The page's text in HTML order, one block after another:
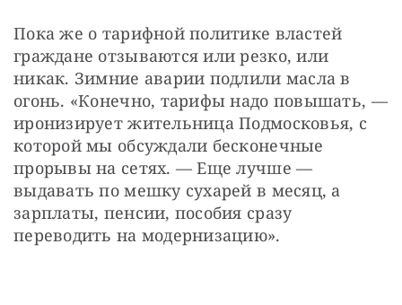
Пока же о тарифной политике властей
граждане отзываются или резко, или
никак. Зимние аварии подлили масла в
огонь. «Конечно, тарифы надо повышать, —
иронизирует жительница Подмосковья, с
которой мы обсуждали бесконечные
прорывы на сетях. — Еще лучше —
выдавать по мешку сухарей в месяц, а
зарплаты, пенсии, пособия сразу
переводить на модернизацию».